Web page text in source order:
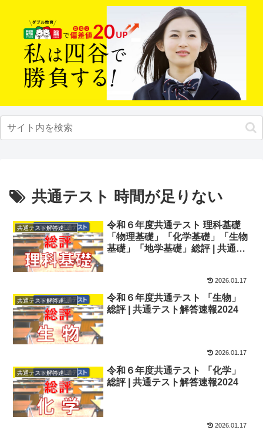
共通テスト 時間が足りない
共通テスト解答速報2024
令和６年度共通テスト 理科基礎
「物理基礎」「化学基礎」「生物
基礎」「地学基礎」総評 | 共通テ
2026.01.17
共通テスト解答速報2024
令和６年度共通テスト 「生物」
総評 | 共通テスト解答速報2024
2026.01.17
共通テスト解答速報2024
令和６年度共通テスト 「化学」
総評 | 共通テスト解答速報2024
2026.01.17